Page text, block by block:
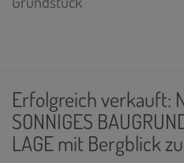
Erfolgreich verkauft:
SONNIGES
LAGE mit Bergblick